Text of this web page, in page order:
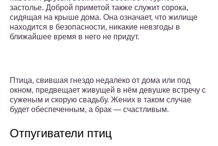
застолье. Доброй приметой также служит сорока,
сидящая на крыше дома. Она означает, что жилище
находится в безопасности, никакие невзгоды в
ближайшее время в него не придут.
Птица, свившая гнездо недалеко от дома или под
окном, предвещает живущей в нём девушке встречу с
суженым и скорую свадьбу. Жених в таком случае
будет обеспеченным, а брак — счастливым.
Отпугиватели птиц